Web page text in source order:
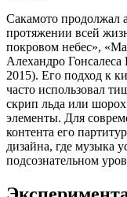
Сакамото продолжал
протяжении всей
покровом небес»,
Алехандро
2015). Его подход к
часто использовал
скрип льда или
элементы. Для
контента его
дизайна, где музыка
подсознательном